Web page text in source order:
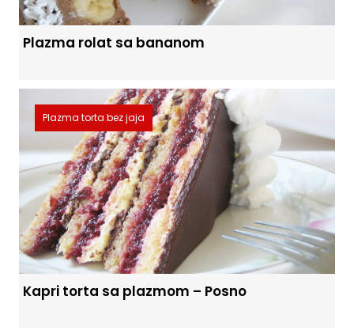
Plazma rolat sa bananom
Plazma torta bez jaja
Kapri torta sa plazmom – Posno